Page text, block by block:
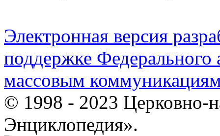
Электронная версия
поддержке Федерального
массовым
© 1998 - 2023 Церковно-
Энциклопедия».